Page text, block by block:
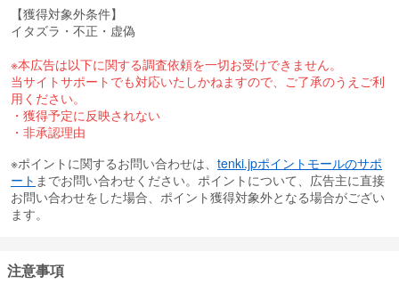
【獲得対象外条件】
イタズラ・不正・虚偽
※本広告は以下に関する調査依頼を一切お受けできません。
当サイトサポートでも対応いたしかねますので、ご了承のうえご利
用ください。
・獲得予定に反映されない
・非承認理由
※ポイントに関するお問い合わせは、 tenki.jpポイントモールのサポ
ート までお問い合わせください。ポイントについて、広告主に直接
お問い合わせをした場合、ポイント獲得対象外となる場合がござい
ます。
注意事項